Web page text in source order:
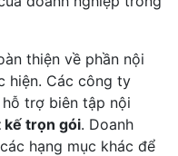
thiện về phần nội
hiện. Các công ty
trợ biên tập nội
kế trọn gói. Doanh
hạng mục khác để